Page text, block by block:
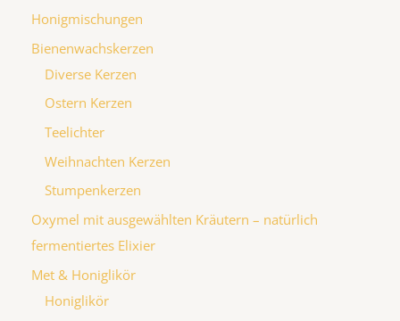
Honigmischungen
Bienenwachskerzen
Diverse Kerzen
Ostern Kerzen
Teelichter
Weihnachten Kerzen
Stumpenkerzen
Oxymel mit ausgewählten Kräutern – natürlich
fermentiertes Elixier
Met & Honiglikör
Honiglikör